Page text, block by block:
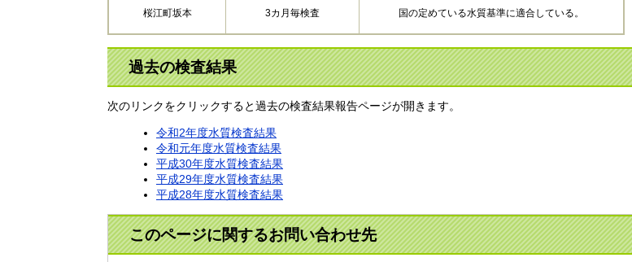
桜江町坂本 3カ月毎検査 国の定めている水質基準に適合している。
過去の検査結果
次のリンクをクリックすると過去の検査結果報告ページが開きます。
令和2年度水質検査結果
令和元年度水質検査結果
平成30年度水質検査結果
平成29年度水質検査結果
平成28年度水質検査結果
このページに関するお問い合わせ先